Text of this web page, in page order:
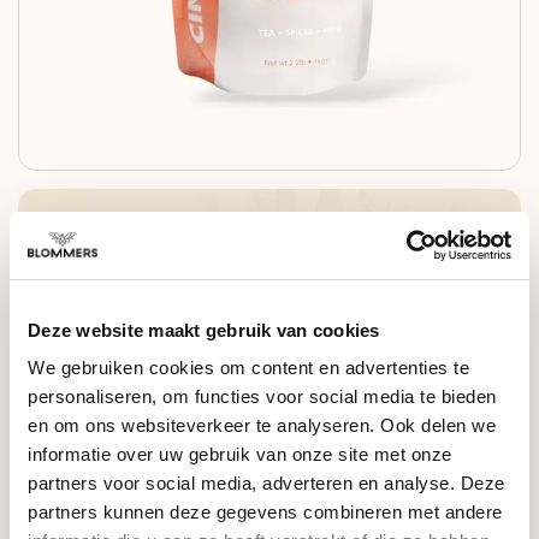
Deze website maakt gebruik van cookies
We gebruiken cookies om content en advertenties te
personaliseren, om functies voor social media te bieden
en om ons websiteverkeer te analyseren. Ook delen we
informatie over uw gebruik van onze site met onze
partners voor social media, adverteren en analyse. Deze
partners kunnen deze gegevens combineren met andere
Chai Latte with cinnamon, ginger, star anise,
€42,95
Toevoegen aan winkelwagen
In 3 termijnen betalen met 0% rente | Payin3